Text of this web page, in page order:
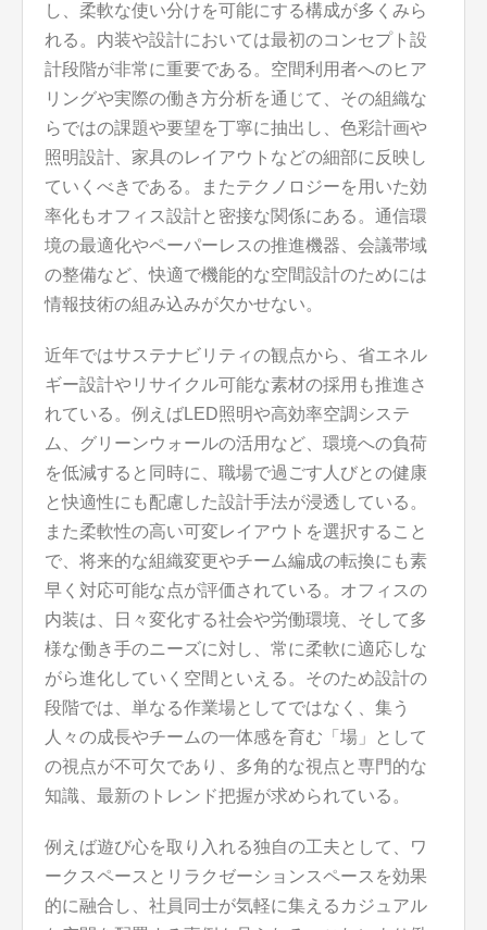
し、柔軟な使い分けを可能にする構成が多くみら
れる。内装や設計においては最初のコンセプト設
計段階が非常に重要である。空間利用者へのヒア
リングや実際の働き方分析を通じて、その組織な
らではの課題や要望を丁寧に抽出し、色彩計画や
照明設計、家具のレイアウトなどの細部に反映し
ていくべきである。またテクノロジーを用いた効
率化もオフィス設計と密接な関係にある。通信環
境の最適化やペーパーレスの推進機器、会議帯域
の整備など、快適で機能的な空間設計のためには
情報技術の組み込みが欠かせない。
近年ではサステナビリティの観点から、省エネル
ギー設計やリサイクル可能な素材の採用も推進さ
れている。例えばLED照明や高効率空調システ
ム、グリーンウォールの活用など、環境への負荷
を低減すると同時に、職場で過ごす人びとの健康
と快適性にも配慮した設計手法が浸透している。
また柔軟性の高い可変レイアウトを選択すること
で、将来的な組織変更やチーム編成の転換にも素
早く対応可能な点が評価されている。オフィスの
内装は、日々変化する社会や労働環境、そして多
様な働き手のニーズに対し、常に柔軟に適応しな
がら進化していく空間といえる。そのため設計の
段階では、単なる作業場としてではなく、集う
人々の成長やチームの一体感を育む「場」として
の視点が不可欠であり、多角的な視点と専門的な
知識、最新のトレンド把握が求められている。
例えば遊び心を取り入れる独自の工夫として、ワ
ークスペースとリラクゼーションスペースを効果
的に融合し、社員同士が気軽に集えるカジュアル